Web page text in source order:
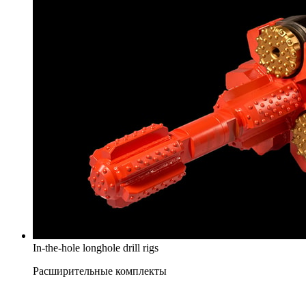
In-the-hole longhole drill rigs
Расширительные комплекты